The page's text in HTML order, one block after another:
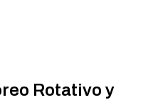
Rotativo y